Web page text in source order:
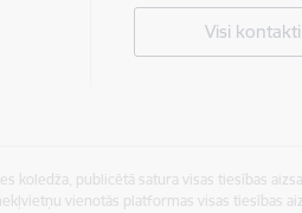
Visi kontakti
koledža, publicētā satura visas tiesības
vienotās platformas visas tiesības